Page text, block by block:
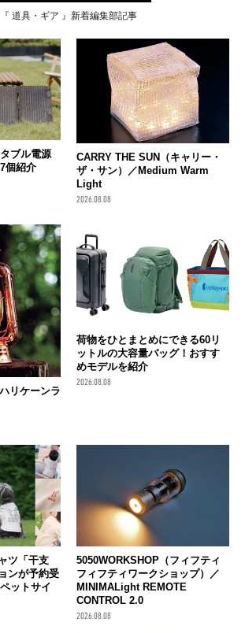
『 道具・ギア 』新着編集部記事
ブル電源
個紹介
CARRY THE SUN（キャリー・
ザ・サン）／Medium Warm
Light
2026.08.08
リケーンラ
荷物をひとまとめにできる60リ
ットルの大容量バッグ！おすす
めモデルを紹介
2026.08.08
ツ「干支
ンが予約受
ットサイ
5050WORKSHOP（フィフティ
フィフティワークショップ）／
MINIMALight REMOTE
CONTROL 2.0
2026.08.08